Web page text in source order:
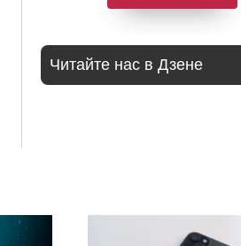
Читайте нас в Дзене